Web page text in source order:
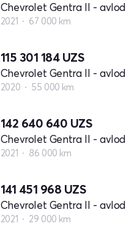
Chevrolet Gentra II - avlod
2021 67 000 km
115 301 184 UZS
Chevrolet Gentra II - avlod
2020 55 000 km
142 640 640 UZS
Chevrolet Gentra II - avlod
2021 86 000 km
141 451 968 UZS
Chevrolet Gentra II - avlod
2021 29 000 km